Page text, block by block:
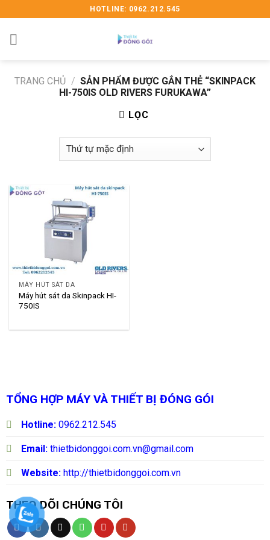
to
content
HOTLINE: 0962.212.545
TRANG CHỦ / SẢN PHẨM ĐƯỢC GẮN THẺ “SKINPACK
HI-750IS OLD RIVERS FURUKAWA”
LỌC
MÁY HÚT SÁT DA
Máy hút sát da Skinpack HI-
750IS
TỔNG HỢP MÁY VÀ THIẾT BỊ ĐÓNG GÓI
Hotline: 0962.212.545
Email: thietbidonggoi.com.vn@gmail.com
Website: http://thietbidonggoi.com.vn
THEO DÕI CHÚNG TÔI